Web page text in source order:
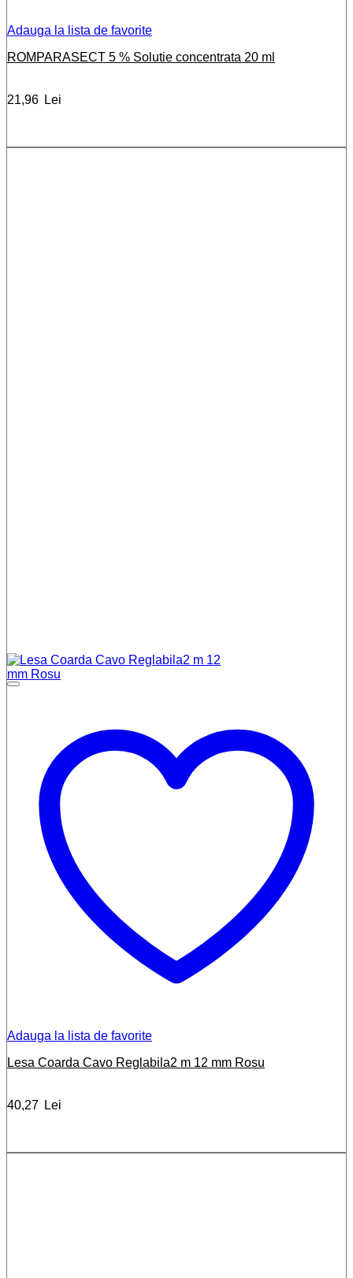
Adauga la lista de favorite
ROMPARASECT 5 % Solutie concentrata 20 ml
21,96 Lei
Adauga la lista de favorite
Lesa Coarda Cavo Reglabila2 m 12 mm Rosu
40,27 Lei